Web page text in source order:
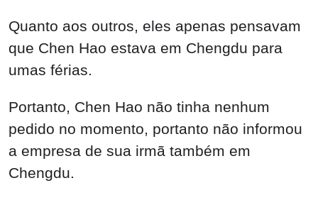
Quanto aos outros, eles apenas pensavam
que Chen Hao estava em Chengdu para
umas férias.
Portanto, Chen Hao não tinha nenhum
pedido no momento, portanto não informou
a empresa de sua irmã também em
Chengdu.